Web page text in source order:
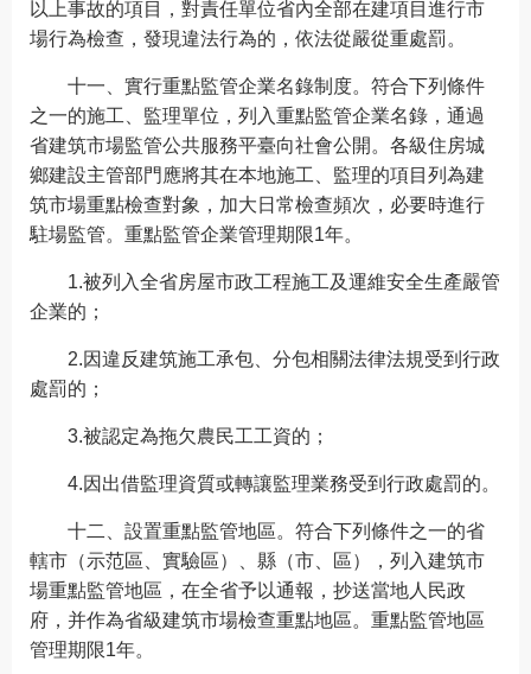
以上事故的項目，對責任單位省內全部在建項目進行市
場行為檢查，發現違法行為的，依法從嚴從重處罰。
十一、實行重點監管企業名錄制度。符合下列條件
之一的施工、監理單位，列入重點監管企業名錄，通過
省建筑市場監管公共服務平臺向社會公開。各級住房城
鄉建設主管部門應將其在本地施工、監理的項目列為建
筑市場重點檢查對象，加大日常檢查頻次，必要時進行
駐場監管。重點監管企業管理期限1年。
1.被列入全省房屋市政工程施工及運維安全生產嚴管
企業的；
2.因違反建筑施工承包、分包相關法律法規受到行政
處罰的；
3.被認定為拖欠農民工工資的；
4.因出借監理資質或轉讓監理業務受到行政處罰的。
十二、設置重點監管地區。符合下列條件之一的省
轄市（示范區、實驗區）、縣（市、區），列入建筑市
場重點監管地區，在全省予以通報，抄送當地人民政
府，并作為省級建筑市場檢查重點地區。重點監管地區
管理期限1年。